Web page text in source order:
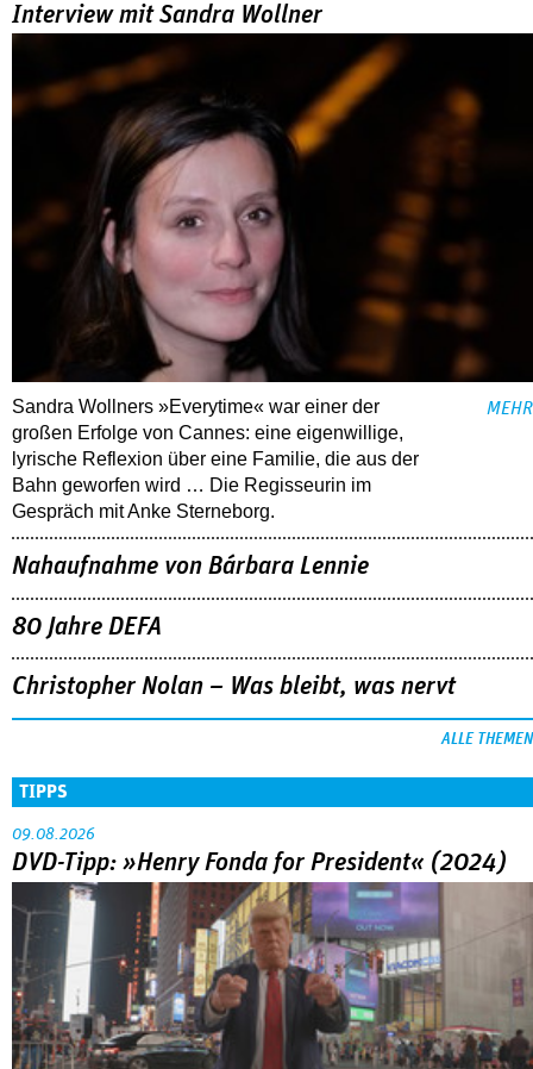
Interview mit Sandra Wollner
Sandra Wollners »Everytime« war einer der
großen Erfolge von Cannes: eine eigenwillige,
lyrische Reflexion über eine ­Familie, die aus der
Bahn geworfen wird … Die Regisseurin im
Gespräch mit Anke Sterneborg.
MEHR
Nahaufnahme von Bárbara Lennie
80 Jahre DEFA
Christopher Nolan – Was bleibt, was nervt
ALLE THEMEN
TIPPS
09.08.2026
DVD-Tipp: »Henry Fonda for President« (2024)